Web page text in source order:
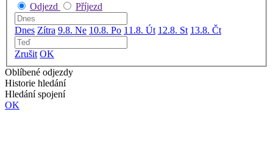
Odjezd
Příjezd
Dnes Zítra 9.8. Ne 10.8. Po 11.8. Út 12.8. St 13.8. Čt
Zrušit OK
Oblíbené odjezdy
Historie hledání
Hledání spojení
OK